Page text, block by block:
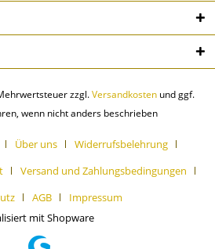
zzgl.Versandkosten und ggf.
wenn nicht anders beschrieben
Über uns
Widerrufsbelehrung
Versand und Zahlungsbedingungen
AGB
Impressum
mit Shopware